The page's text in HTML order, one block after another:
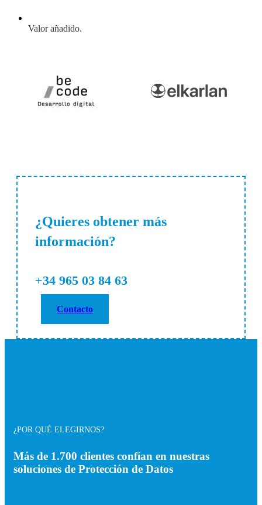
Valor añadido.
¿Quieres obtener más
información?
+34 965 03 84 63
Contacto
¿POR QUÉ ELEGIRNOS?
Más de 1.700 clientes confían en nuestras
soluciones de Protección de Datos